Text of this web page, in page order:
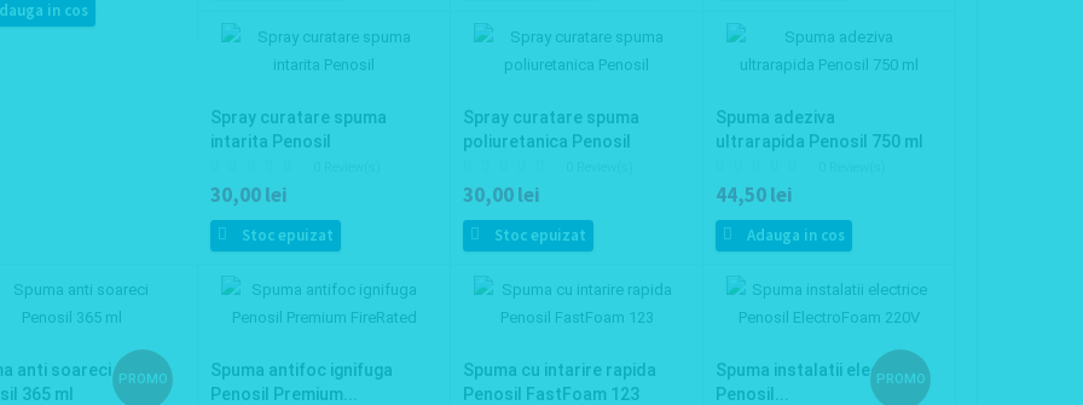
in cos
Spray curatare spuma
intarita Penosil
30,00 lei
Stoc epuizat
Spray curatare spuma
poliuretanica Penosil
30,00 lei
Stoc epuizat
Spuma adeziva
ultrarapida Penosil 750 ml
44,50 lei
Adauga in cos
PROMO
anti soareci
365 ml
Spuma antifoc ignifuga
Penosil Premium...
Spuma cu intarire rapida
Penosil FastFoam 123
PROMO
Spuma instalatii electrice
Penosil...